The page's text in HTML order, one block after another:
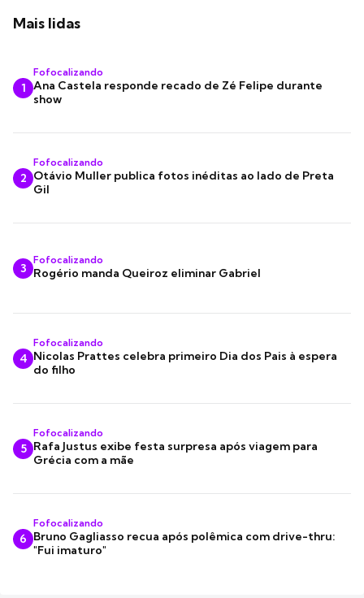
Mais lidas
1
Fofocalizando
Ana Castela responde recado de Zé Felipe durante
show
2
Fofocalizando
Otávio Muller publica fotos inéditas ao lado de Preta
Gil
3
Fofocalizando
Rogério manda Queiroz eliminar Gabriel
4
Fofocalizando
Nicolas Prattes celebra primeiro Dia dos Pais à espera
do filho
5
Fofocalizando
Rafa Justus exibe festa surpresa após viagem para
Grécia com a mãe
6
Fofocalizando
Bruno Gagliasso recua após polêmica com drive-thru:
"Fui imaturo"